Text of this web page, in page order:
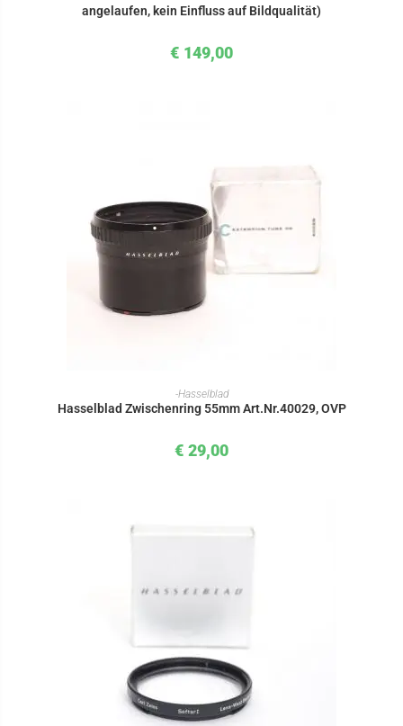
angelaufen, kein Einfluss auf Bildqualität)
€ 149,00
IN DEN WARENKORB
-Hasselblad
Hasselblad Zwischenring 55mm Art.Nr.40029, OVP
€ 29,00